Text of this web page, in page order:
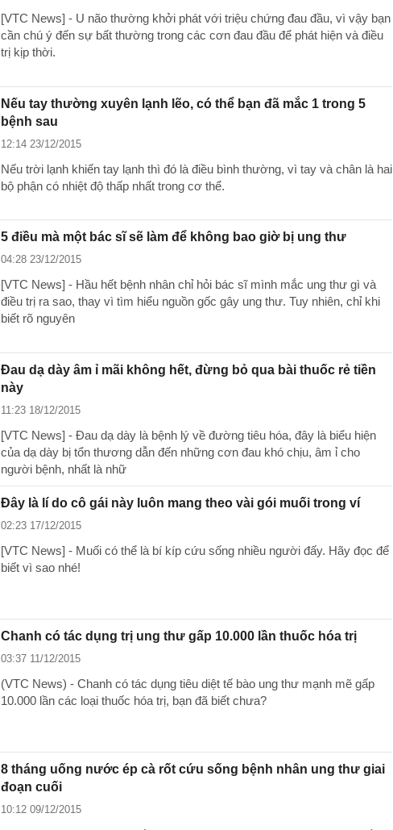
[VTC News] - U não thường khởi phát với triệu chứng đau đầu, vì vậy bạn
cần chú ý đến sự bất thường trong các cơn đau đầu để phát hiện và điều
trị kịp thời.
Nếu tay thường xuyên lạnh lẽo, có thể bạn đã mắc 1 trong 5
bệnh sau
12:14 23/12/2015
Nếu trời lạnh khiến tay lạnh thì đó là điều bình thường, vì tay và chân là hai
bộ phận có nhiệt độ thấp nhất trong cơ thể.
5 điều mà một bác sĩ sẽ làm để không bao giờ bị ung thư
04:28 23/12/2015
[VTC News] - Hầu hết bệnh nhân chỉ hỏi bác sĩ mình mắc ung thư gì và
điều trị ra sao, thay vì tìm hiểu nguồn gốc gây ung thư. Tuy nhiên, chỉ khi
biết rõ nguyên
Đau dạ dày âm ỉ mãi không hết, đừng bỏ qua bài thuốc rẻ tiền
này
11:23 18/12/2015
[VTC News] - Đau dạ dày là bệnh lý về đường tiêu hóa, đây là biểu hiện
của dạ dày bị tổn thương dẫn đến những cơn đau khó chịu, âm ỉ cho
người bệnh, nhất là nhữ
Đây là lí do cô gái này luôn mang theo vài gói muối trong ví
02:23 17/12/2015
[VTC News] - Muối có thể là bí kíp cứu sống nhiều người đấy. Hãy đọc để
biết vì sao nhé!
Chanh có tác dụng trị ung thư gấp 10.000 lần thuốc hóa trị
03:37 11/12/2015
(VTC News) - Chanh có tác dụng tiêu diệt tế bào ung thư mạnh mẽ gấp
10.000 lần các loại thuốc hóa trị, bạn đã biết chưa?
8 tháng uống nước ép cà rốt cứu sống bệnh nhân ung thư giai
đoạn cuối
10:12 09/12/2015